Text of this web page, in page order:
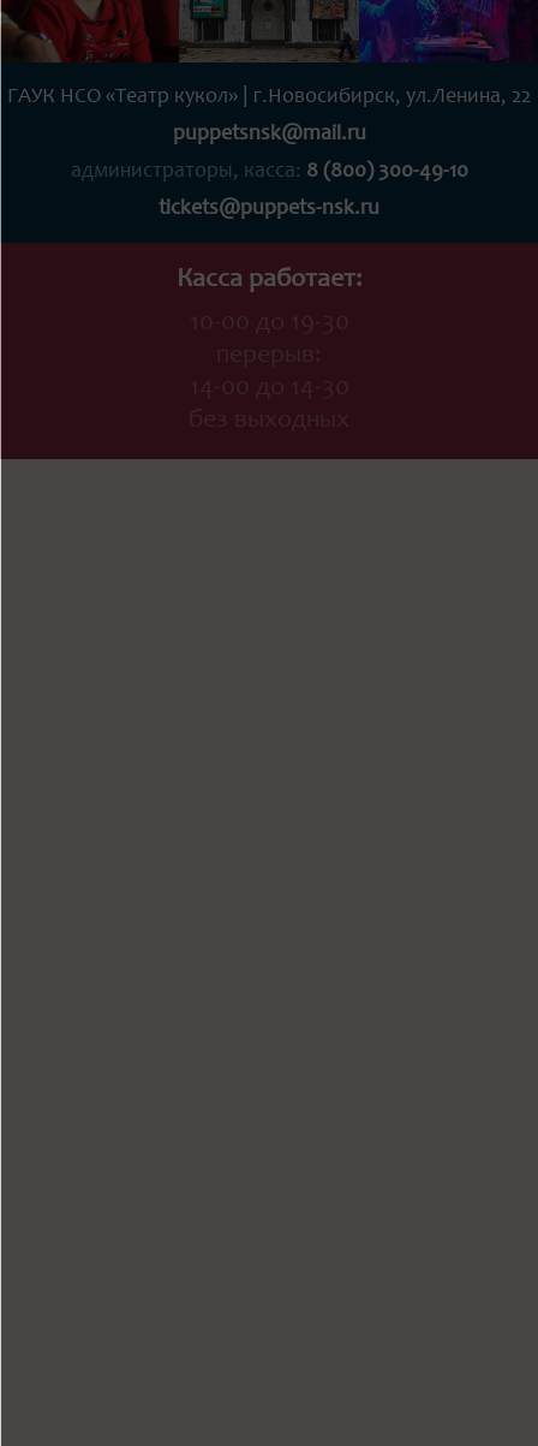
ГАУК НСО «Театр кукол» | г.Новосибирск, ул.Ленина, 22
puppetsnsk@mail.ru
администраторы, касса: 8 (800) 300-49-10
tickets@puppets-nsk.ru
Касса работает:
10-00 до 19-30
перерыв:
14-00 до 14-30
без выходных